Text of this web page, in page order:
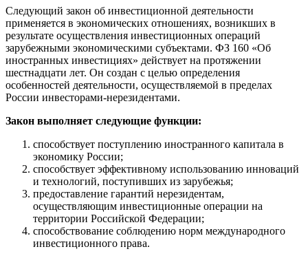
Следующий закон об инвестиционной деятельности
применяется в экономических отношениях, возникших в
результате осуществления инвестиционных операций
зарубежными экономическими субъектами. ФЗ 160 «Об
иностранных инвестициях» действует на протяжении
шестнадцати лет. Он создан с целью определения
особенностей деятельности, осуществляемой в пределах
России инвесторами-нерезидентами.
Закон выполняет следующие функции:
способствует поступлению иностранного капитала в
экономику России;
способствует эффективному использованию инноваций
и технологий, поступивших из зарубежья;
предоставление гарантий нерезидентам,
осуществляющим инвестиционные операции на
территории Российской Федерации;
способствование соблюдению норм международного
инвестиционного права.